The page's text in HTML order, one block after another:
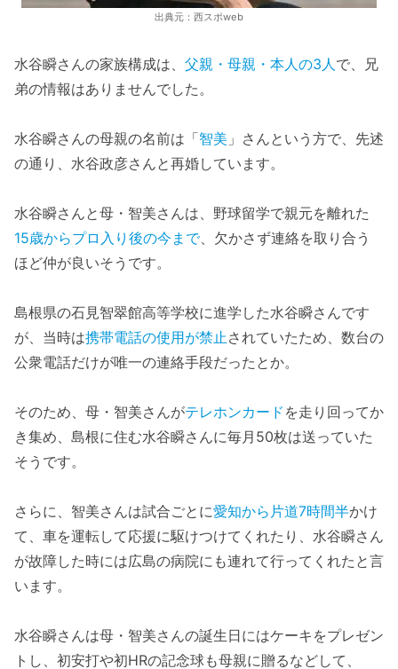
出典元：西スポweb
水谷瞬さんの家族構成は、 父親・母親・本人の3人で、兄
弟の情報はありませんでした。
水谷瞬さんの母親の名前は「智美 」さんという方で、先述
の通り、水谷政彦さんと再婚しています。
水谷瞬さんと母・智美さんは、野球留学で親元を離れた
15歳からプロ入り後の今まで、欠かさず連絡を取り合う
ほど仲が良いそうです。
島根県の石見智翠館高等学校に進学した水谷瞬さんです
が、当時は携帯電話の使用が禁止されていたため、数台の
公衆電話だけが唯一の連絡手段だったとか。
そのため、母・智美さんがテレホンカード を走り回ってか
き集め、島根に住む水谷瞬さんに毎月50枚は送っていた
そうです。
さらに、智美さんは試合ごとに愛知から片道7時間半かけ
て、車を運転して応援に駆けつけてくれたり、水谷瞬さん
が故障した時には広島の病院にも連れて行ってくれたと言
います。
水谷瞬さんは母・智美さんの誕生日にはケーキをプレゼン
トし、初安打や初HRの記念球も母親に贈るなどして、